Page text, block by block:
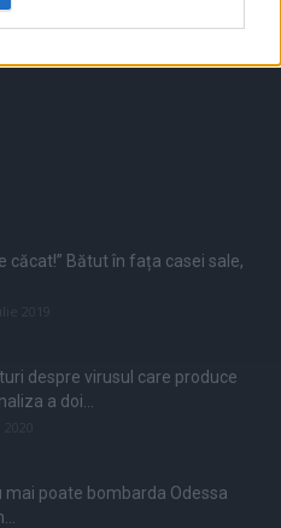
căcat!” Bătut în fața casei sale,
despre virusul care produce
a doi...
mai poate bombarda Odessa